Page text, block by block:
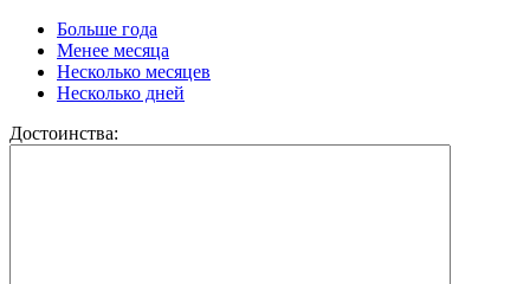
Больше года
Менее месяца
Несколько месяцев
Несколько дней
Достоинства: